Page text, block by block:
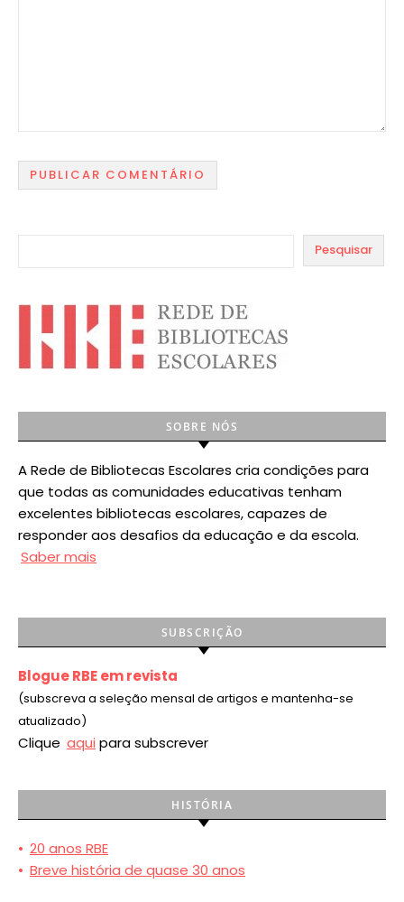
Pesquisar
SOBRE NÓS
A Rede de Bibliotecas Escolares cria condições para
que todas as comunidades educativas tenham
excelentes bibliotecas escolares, capazes de
responder aos desafios da educação e da escola.
Saber mais
SUBSCRIÇÃO
Blogue RBE em revista
(subscreva a seleção mensal de artigos e mantenha-se
atualizado)
Clique aqui para subscrever
HISTÓRIA
• 20 anos RBE
• Breve história de quase 30 anos